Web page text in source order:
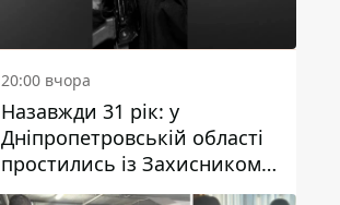
20:00 вчора
Назавжди 31 рік: у
Дніпропетровській області
простились із Захисником
Олександром Рєпіним